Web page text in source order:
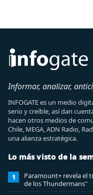
Informar, analizar,
INFOGATE es un medio
serio y creíble, así dan
hacen otros medios de
Chile, MEGA, ADN Radio,
una alianza estratégica.
Lo más visto de la
1
Paramount+ revela el
de los Thundermans"